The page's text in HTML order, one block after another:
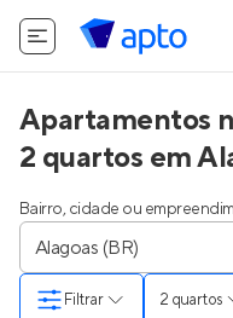
Apartamentos
2 quartos em
Bairro, cidade ou
2 quartos
Filtrar